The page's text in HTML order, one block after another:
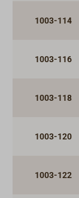
1003-114
1003-116
1003-118
1003-120
1003-122